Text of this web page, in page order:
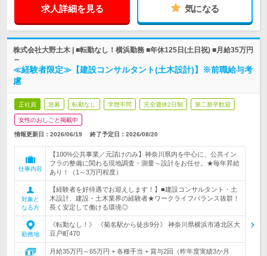
求人詳細を見る 気になる
株式会社大野土木 | ■転勤なし！横浜勤務 ■年休125日(土日祝) ■月給35万円
～
≪経験者限定≫【建設コンサルタント(土木設計)】※前職給与考
慮
正社員 急募 転勤なし 学歴不問 完全週休2日制 第二新卒歓迎
女性のおしごと掲載中
情報更新日：2026/06/19 終了予定日： 2026/08/20
仕事内容
【100%公共事業／元請けのみ】神奈川県内を中心に、公共イン
フラの整備に関わる現地調査・測量～設計をお任せ。★毎年昇給
あり！（1～3万円程度）
対象と
なる方
【経験者を好待遇でお迎えします！】■建設コンサルタント・土
木設計、建設・土木業界の経験者★ワークライフバランス抜群！
長く安定して働ける環境◎
勤務地
《転勤なし！》 《菊名駅から徒歩9分》 神奈川県横浜市港北区大
豆戸町470
月給35万円～65万円 + 各種手当 + 賞与2回（昨年度実績3か月